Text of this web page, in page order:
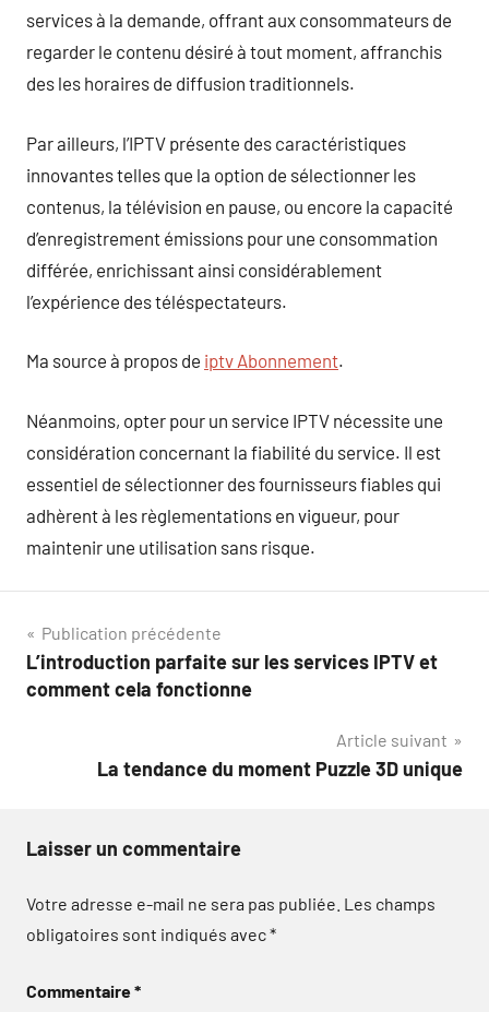
services à la demande, offrant aux consommateurs de
regarder le contenu désiré à tout moment, affranchis
des les horaires de diffusion traditionnels.
Par ailleurs, l’IPTV présente des caractéristiques
innovantes telles que la option de sélectionner les
contenus, la télévision en pause, ou encore la capacité
d’enregistrement émissions pour une consommation
différée, enrichissant ainsi considérablement
l’expérience des téléspectateurs.
Ma source à propos de iptv Abonnement.
Néanmoins, opter pour un service IPTV nécessite une
considération concernant la fiabilité du service. Il est
essentiel de sélectionner des fournisseurs fiables qui
adhèrent à les règlementations en vigueur, pour
maintenir une utilisation sans risque.
Navigation
de
Publication précédente
L’introduction parfaite sur les services IPTV et
comment cela fonctionne
Article suivant
La tendance du moment Puzzle 3D unique
Laisser un commentaire
Votre adresse e-mail ne sera pas publiée. Les champs
obligatoires sont indiqués avec*
Commentaire*